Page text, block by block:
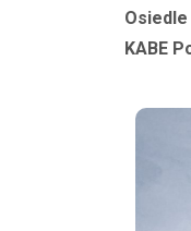
KABE